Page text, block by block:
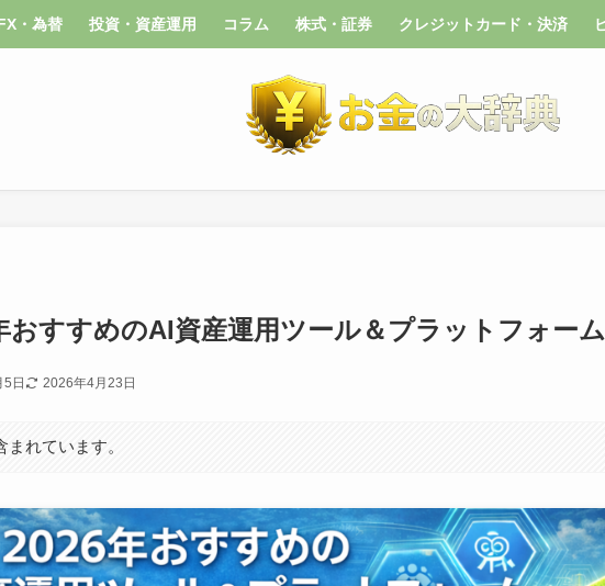
・為替 投資・資産運用 コラム 株式・証券 クレジットカード・決済
おすすめのAI資産運用ツール＆プラットフォーム
日 2026年4月23日
れています。